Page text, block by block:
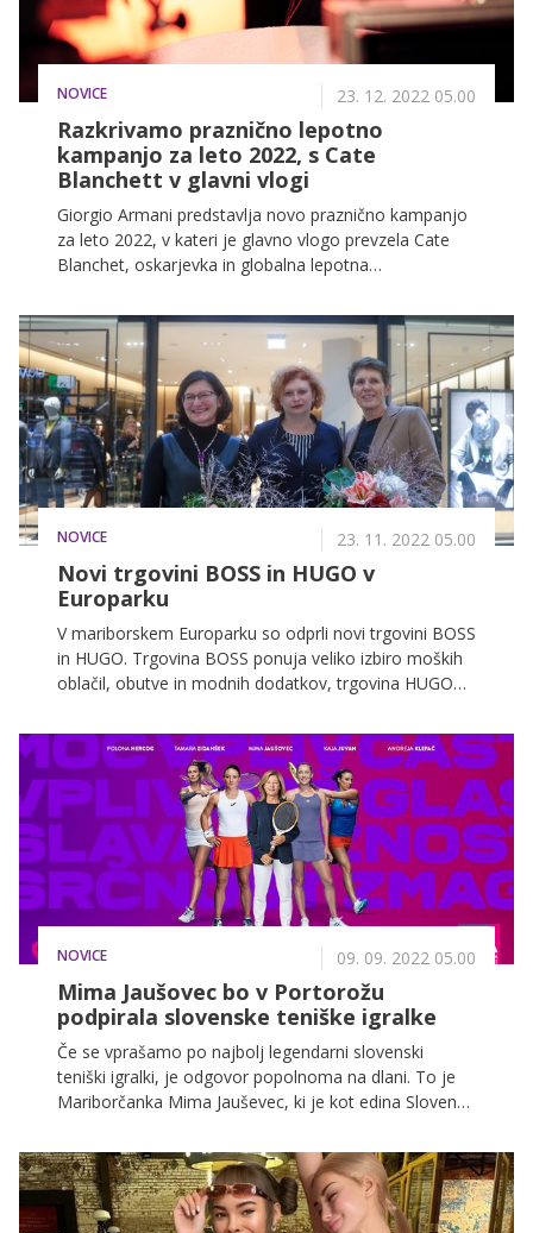
NOVICE 23. 12. 2022 05.00
Razkrivamo praznično lepotno
kampanjo za leto 2022, s Cate
Blanchett v glavni vlogi
Giorgio Armani predstavlja novo praznično kampanjo
za leto 2022, v kateri je glavno vlogo prevzela Cate
Blanchet, oskarjevka in globalna lepotna
razpoloženje kampanje prikazuje neminljivo veselje
praznikov. V okviru zgodbe kampanje Cate Blanchett
uživa v odpiranju najbolj spektakularnih daril Armani,
ki so razstavljena na svetlikajočem se panoramskem
kolesu.
NOVICE 23. 11. 2022 05.00
Novi trgovini BOSS in HUGO v
Europarku
V mariborskem Europarku so odprli novi trgovini BOSS
in HUGO. Trgovina BOSS ponuja veliko izbiro moških
oblačil, obutve in modnih dodatkov, trgovina HUGO
in nepogrešljivih modnih dodatkov.
NOVICE 09. 09. 2022 05.00
Mima Jaušovec bo v Portorožu
podpirala slovenske teniške igralke
Če se vprašamo po najbolj legendarni slovenski
teniški igralki, je odgovor popolnoma na dlani. To je
Mariborčanka Mima Jauševec, ki je kot edina Slovenka
Grand Slam. Osvojila je prestižni pariški Roland Garros
in se zapisala v zgodovino slovenskega tenisa. Mima
Jaušovec je tako postala kraljica slovenskih teniških
poljan in športni vzor številnim mladim slovenskim